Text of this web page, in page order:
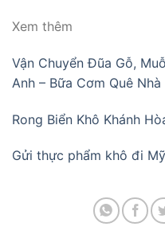
Xem thêm
Vận Chuyển Đũa Gỗ,
Anh – Bữa Cơm Quê
Rong Biển Khô Khánh
Gửi thực phẩm khô đi